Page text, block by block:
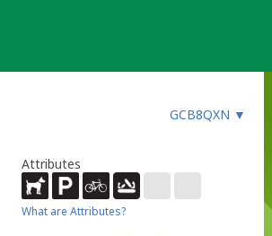
GCB8QXN ▼
Attributes
What are Attributes?